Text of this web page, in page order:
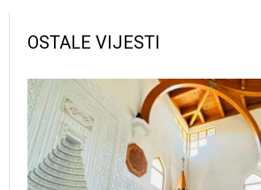
OSTALE VIJESTI